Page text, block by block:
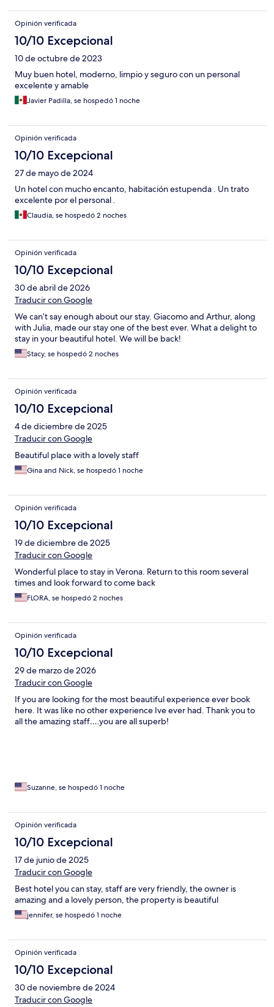
Opinión verificada
10/10 Excepcional
10 de octubre de 2023
Muy buen hotel, moderno, limpio y seguro con un personal
excelente y amable
Javier Padilla, se hospedó 1 noche
Opinión verificada
10/10 Excepcional
27 de mayo de 2024
Un hotel con mucho encanto, habitación estupenda . Un trato
excelente por el personal .
Claudia, se hospedó 2 noches
Opinión verificada
10/10 Excepcional
30 de abril de 2026
Traducir con Google
We can’t say enough about our stay. Giacomo and Arthur, along
with Julia, made our stay one of the best ever. What a delight to
stay in your beautiful hotel. We will be back!
Stacy, se hospedó 2 noches
Opinión verificada
10/10 Excepcional
4 de diciembre de 2025
Traducir con Google
Beautiful place with a lovely staff
Gina and Nick, se hospedó 1 noche
Opinión verificada
10/10 Excepcional
19 de diciembre de 2025
Traducir con Google
Wonderful place to stay in Verona. Return to this room several
times and look forward to come back
FLORA, se hospedó 2 noches
Opinión verificada
10/10 Excepcional
29 de marzo de 2026
Traducir con Google
If you are looking for the most beautiful experience ever book
here. It was like no other experience Ive ever had. Thank you to
all the amazing staff….you are all superb!
Suzanne, se hospedó 1 noche
Opinión verificada
10/10 Excepcional
17 de junio de 2025
Traducir con Google
Best hotel you can stay, staff are very friendly, the owner is
amazing and a lovely person, the property is beautiful
jennifer, se hospedó 1 noche
Opinión verificada
10/10 Excepcional
30 de noviembre de 2024
Traducir con Google